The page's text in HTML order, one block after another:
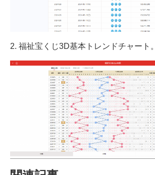
2. 福祉宝くじ3D基本トレンドチャート。